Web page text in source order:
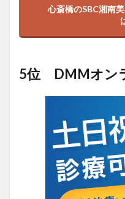
心斎橋のSBC湘南
5位 DMMオン